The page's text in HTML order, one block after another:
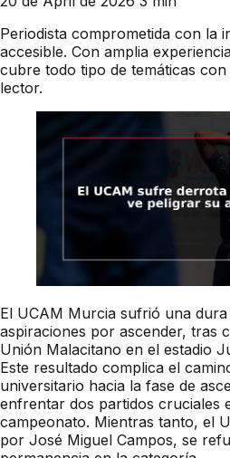
Periodista comprometida con la
accesible. Con amplia
cubre todo tipo de temáticas
lector.
El UCAM Murcia sufrió una
aspiraciones por ascender, tras
Unión Malacitano en el estadio
Este resultado complica el
universitario hacia la fase de
enfrentar dos partidos cruciales
campeonato. Mientras tanto, el
por José Miguel Campos, se